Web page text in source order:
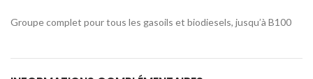
Groupe complet pour tous les gasoils et biodiesels, jusqu’à B100